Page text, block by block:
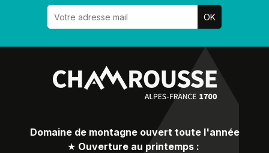
Domaine de montagne ouvert toute l'année
★ Ouverture au printemps :